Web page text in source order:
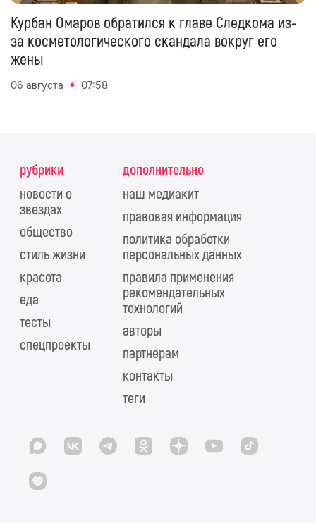
Курбан Омаров обратился к главе Следкома из-
за косметологического скандала вокруг его
жены
06 августа 07:58
рубрики
новости о
звездах
общество
стиль жизни
красота
еда
тесты
спецпроекты
дополнительно
наш медиакит
правовая информация
политика обработки
персональных данных
правила применения
рекомендательных
технологий
авторы
партнерам
контакты
теги